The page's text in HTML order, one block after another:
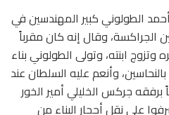
الطولوني كبير المهندسين في
الجراكسة، وقال إنه كان مقرباً
ابنته، وتولى الطولوني بناء
وأنعم عليه السلطان عند
سنه 788 هجريّاً برفقه جركس الخليلي أمير الخور
على نقل أحجار البناء من